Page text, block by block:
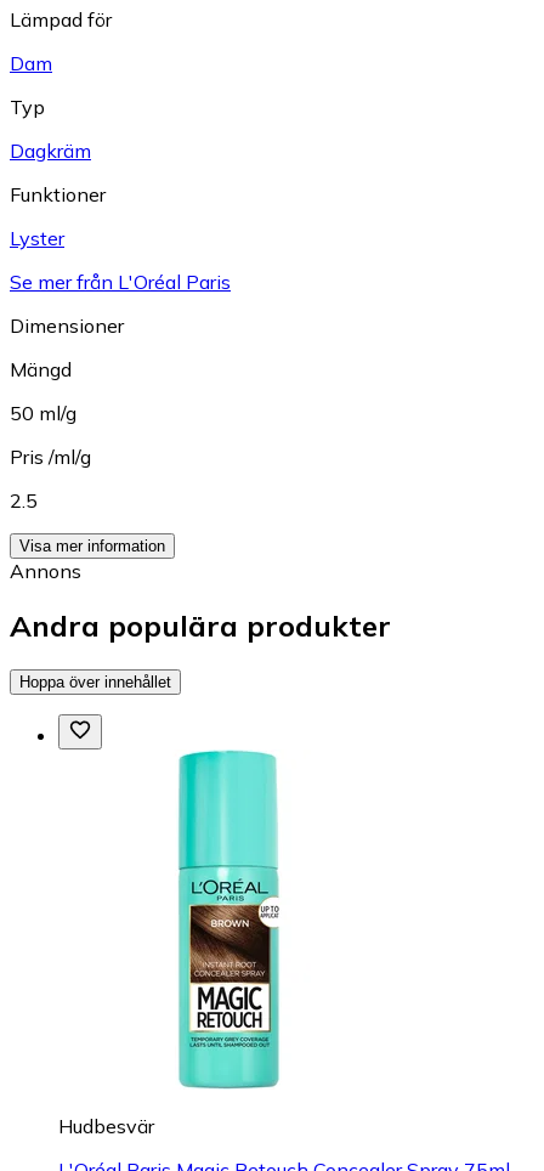
Lämpad för
Dam
Typ
Dagkräm
Funktioner
Lyster
Se mer från L'Oréal Paris
Dimensioner
Mängd
50 ml/g
Pris /ml/g
2.5
Visa mer information
Annons
Andra populära produkter
Hoppa över innehållet
Hudbesvär